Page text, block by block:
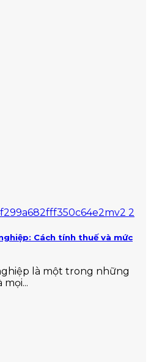
Cách tính thuế và mức
là một trong những